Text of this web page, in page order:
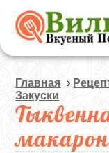
Главная ›
Закуски